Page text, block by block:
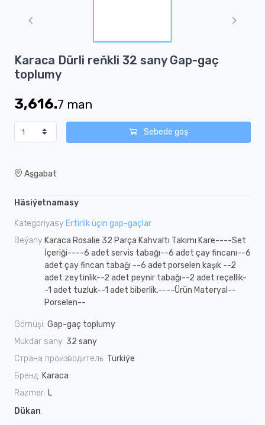
1
of
Karaca Dürli reňkli 32 sany Gap-gaç
toplumy
3,616.7 man
Sebede goş
Aşgabat
Häsiýetnamasy
Kategoriyasy Ertirlik üçin gap-gaçlar
Beýany Karaca Rosalie 32 Parça Kahvaltı Takımı Kare----Set
İçeriği----6 adet servis tabağı--6 adet çay fincanı--6
adet çay fincan tabağı --6 adet porselen kaşık --2
adet zeytinlik--2 adet peynir tabağı--2 adet reçellik-
-1 adet tuzluk--1 adet biberlik.----Ürün Materyal--
Porselen--
Görnüşi: Gap-gaç toplumy
Mukdar sany: 32 sany
Страна производитель: Türkiýe
Бренд: Karaca
Razmer: L
Dükan